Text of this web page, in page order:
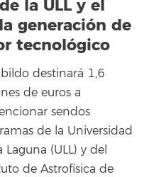
la ULL y el
generación de
tecnológico
destinará 1,6
de euros a
sendos
de la Universidad
Laguna (ULL) y del
de Astrofísica de